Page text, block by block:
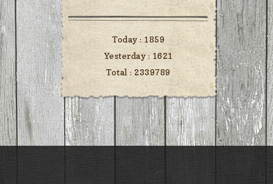
Today : 1859
Yesterday : 1621
Total : 2339789